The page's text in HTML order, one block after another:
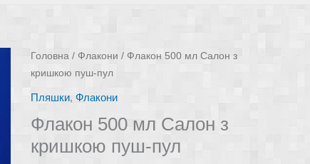
Головна / Флакони / Флакон 500 мл Салон з
кришкою пуш-пул
Пляшки,Флакони
Флакон 500 мл Салон з
кришкою пуш-пул